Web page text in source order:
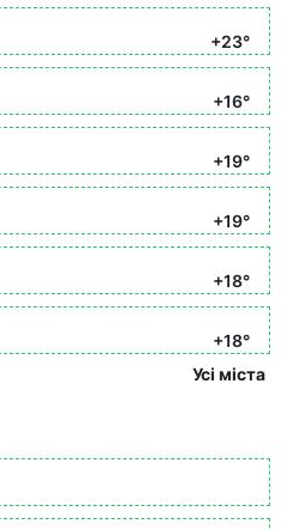
+23°
+16°
+19°
+19°
+18°
+18°
Усі міста